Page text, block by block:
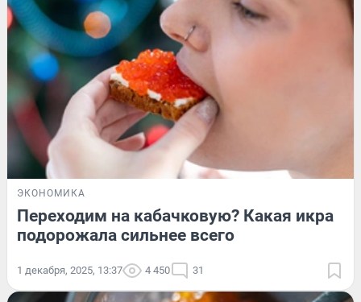
ЭКОНОМИКА
Переходим на кабачковую? Какая икра
подорожала сильнее всего
1 декабря, 2025, 13:37 4 450 31